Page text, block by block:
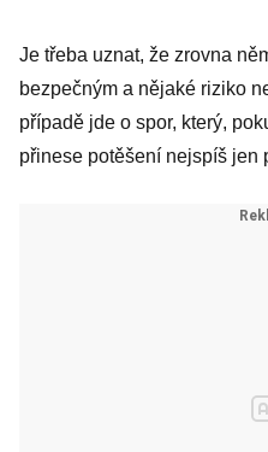
Je třeba uznat, že zrovna
bezpečným a nějaké riziko
případě jde o spor, který,
přinese potěšení nejspíš jen